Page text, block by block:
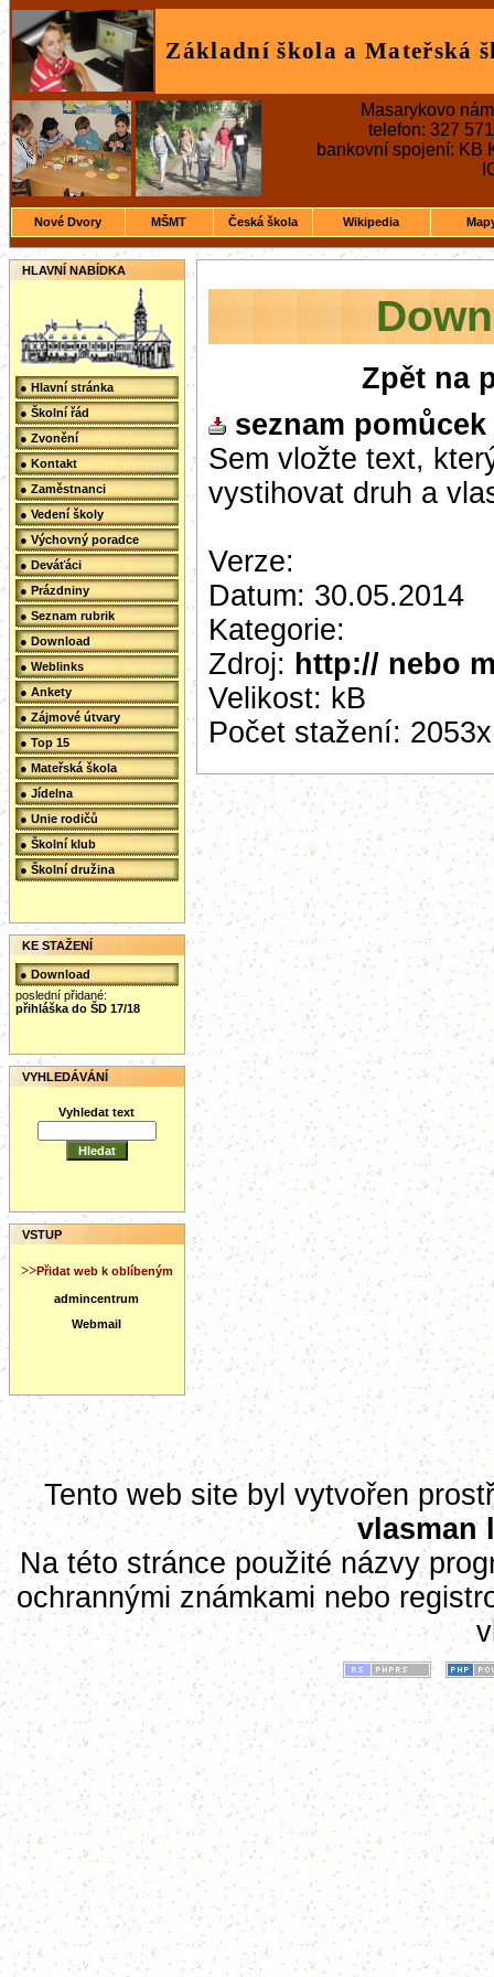
Základní škola a Mateřská
Masarykovo
telefon: 327
bankovní spojení: KB
Nové Dvory MŠMT Česká škola Wikipedia
HLAVNÍ NABÍDKA
● Hlavní stránka
● Školní řád
● Zvonění
● Kontakt
● Zaměstnanci
● Vedení školy
● Výchovný poradce
● Deváťáci
● Prázdniny
● Seznam rubrik
● Download
● Weblinks
● Ankety
● Zájmové útvary
● Top 15
● Mateřská škola
● Jídelna
● Unie rodičů
● Školní klub
● Školní družina
KE STAŽENÍ
● Download
poslední přidané:
přihláška do ŠD 17/18
VYHLEDÁVÁNÍ
Vyhledat text
VSTUP
>>Přidat web k oblíbeným
admincentrum
Webmail
Zpět na
seznam
Sem vložte text,
vystihovat druh a
Verze:
Datum: 30.05.2014
Kategorie:
Zdroj: http:// nebo
Velikost: kB
Počet stažení: 2053x
Tento web site byl vytvořen
vlasman
Na této stránce použité názvy
ochrannými známkami nebo